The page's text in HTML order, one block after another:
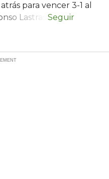
para vencer 3-1 al
Lastras.